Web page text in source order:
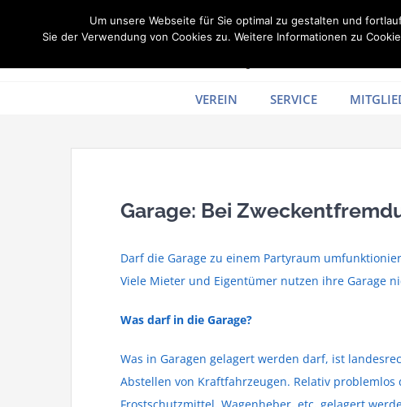
VEREIN SERVICE
Garage: Bei
Darf die Garage zu einem Partyraum
Viele Mieter und Eigentümer nutzen ihre Garage
Was darf in die Garage?
Was in Garagen gelagert werden darf, ist
Abstellen von Kraftfahrzeugen. Relativ
Um unsere Webseite für Sie optimal zu gestalten und
Sie der Verwendung von Cookies zu. Weitere Informationen zu